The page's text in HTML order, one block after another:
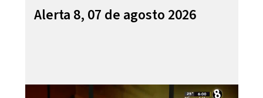
Alerta 8, 07 de agosto 2026